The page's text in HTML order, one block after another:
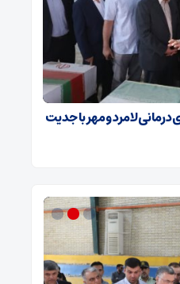
لامرد و مهر با جدیت